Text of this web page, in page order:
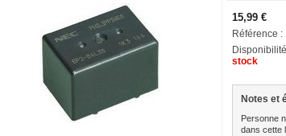
15,99 €
Référence :
stock
Notes et
Personne
dans cette